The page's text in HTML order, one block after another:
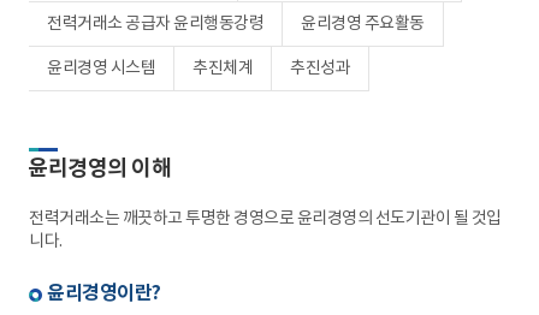
전력거래소 공급자 윤리행동강령 윤리경영 주요활동
윤리경영 시스템 추진체계 추진성과
윤리경영의 이해
전력거래소는 깨끗하고 투명한 경영으로 윤리경영의 선도기관이 될 것입
니다.
윤리경영이란?